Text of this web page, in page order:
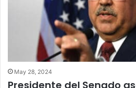
May 28, 2024
Presidente del Senado